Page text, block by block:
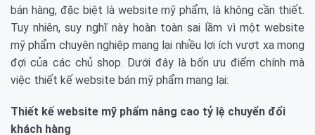
bán hàng, đặc biệt là website mỹ phẩm, là không cần thiết.
Tuy nhiên, suy nghĩ này hoàn toàn sai lầm vì một website
mỹ phẩm chuyên nghiệp mang lại nhiều lợi ích vượt xa mong
đợi của các chủ shop. Dưới đây là bốn ưu điểm chính mà
việc thiết kế website bán mỹ phẩm mang lại:
Thiết kế website mỹ phẩm nâng cao tỷ lệ chuyển đổi
khách hàng